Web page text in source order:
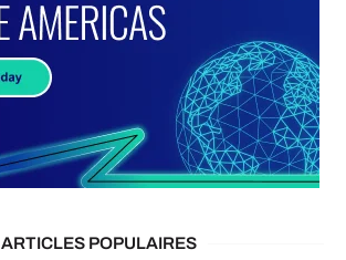
ARTICLES POPULAIRES